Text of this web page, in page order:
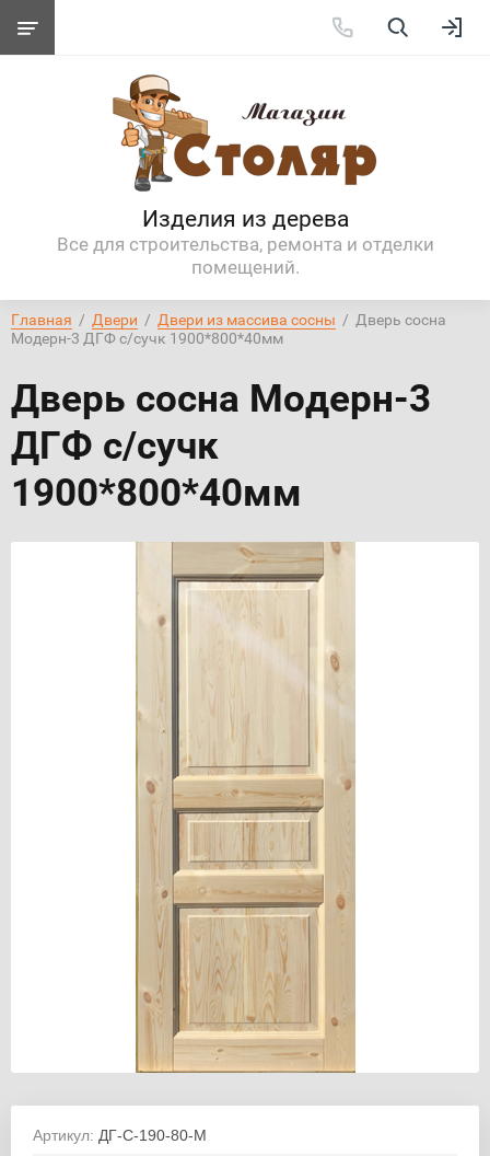
Изделия из дерева
Все для строительства, ремонта и отделки
помещений.
Главная
  /
Двери
  /
Двери из массива сосны
  /  Дверь сосна
Модерн-3 ДГФ с/сучк 1900*800*40мм
Дверь сосна Модерн-3
ДГФ с/сучк
1900*800*40мм
Артикул: ДГ-С-190-80-М